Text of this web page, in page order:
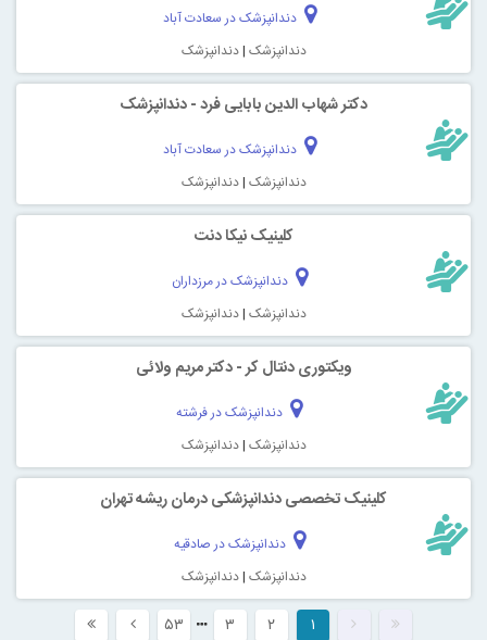
دندانپزشک در سعادت آباد
دندانپزشک |دندانپزشک
دکتر شهاب الدین بابایی فرد - دندانپزشک
دندانپزشک در سعادت آباد
دندانپزشک |دندانپزشک
کلینیک نیکا دنت
دندانپزشک در مرزداران
دندانپزشک |دندانپزشک
ویکتوری دنتال کر - دکتر مریم ولائی
دندانپزشک در فرشته
دندانپزشک |دندانپزشک
کلینیک تخصصی دندانپزشکی درمان ریشه تهران
دندانپزشک در صادقیه
دندانپزشک |دندانپزشک
۱ ۲ ۳ ۵۳